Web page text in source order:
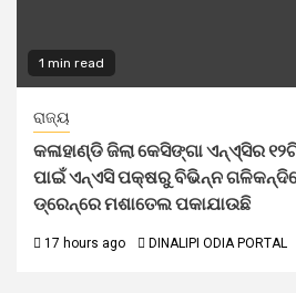
1 min read
ରାଜ୍ୟ
କଳାହାଣ୍ଡି ଜିଲା କେସିଙ୍ଗା ଏନ୍‌ଏ୍‌ସିର
ପାଇଁ ଏନ୍‌ଏସି ପକ୍ଷରୁ ବିଭିନ୍ନ
ଡ୍ରେନ୍‌ରେ ମଶାତେଲ ପକାଯାଉଛି
17 hours ago DINALIPI ODIA PORTAL